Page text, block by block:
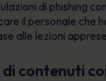
di phishing
il personale che
alle lezioni
di contenuti